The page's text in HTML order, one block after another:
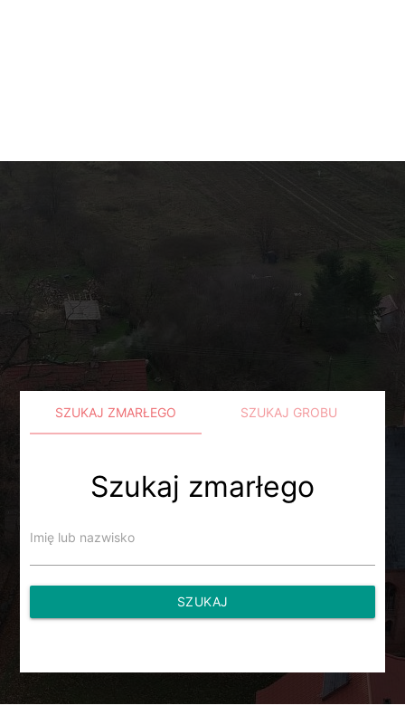
SZUKAJ ZMARŁEGO SZUKAJ GROBU
Szukaj zmarłego
Imię lub nazwisko
SZUKAJ